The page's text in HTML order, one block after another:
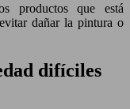
productos que está
dañar la pintura o
difíciles